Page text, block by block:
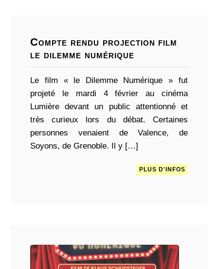
Compte rendu projection film
le dilemme numérique
Le film « le Dilemme Numérique » fut
projeté le mardi 4 février au cinéma
Lumière devant un public attentionné et
très curieux lors du débat. Certaines
personnes venaient de Valence, de
Soyons, de Grenoble. Il y […]
PLUS D'INFOS